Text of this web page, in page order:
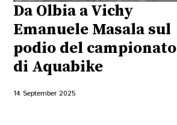
Da Olbia a Vichy
Emanuele Masala sul
podio del campionato
di Aquabike
14 September 2025